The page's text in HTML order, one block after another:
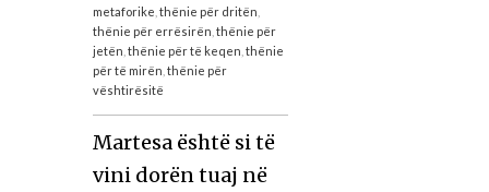
metaforike thënie për dritën
thënie për errësirën thënie për
jetën thënie për të keqen thënie
për të mirën thënie për
vështirësitë
Martesa është si të
vini dorën tuaj në